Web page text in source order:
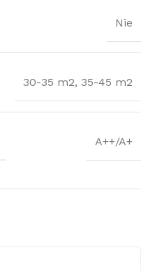
Nie
30-35 m2, 35-45 m2
A++/A+